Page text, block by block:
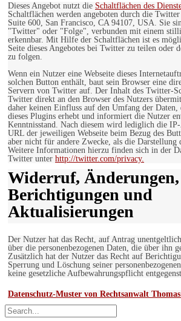
Dieses Angebot nutzt die Schaltflächen des
Schaltflächen werden angeboten durch die
Suite 600, San Francisco, CA 94107, USA. Sie
"Twitter" oder "Folge", verbunden mit einem
erkennbar. Mit Hilfe der Schaltflächen ist es
Seite dieses Angebotes bei Twitter zu teilen oder
zu folgen.
Wenn ein Nutzer eine Webseite dieses
solchen Button enthält, baut sein Browser eine
Servern von Twitter auf. Der Inhalt des Twitter-
Twitter direkt an den Browser des Nutzers
daher keinen Einfluss auf den Umfang der
dieses Plugins erhebt und informiert die Nutzer
Kenntnisstand. Nach diesem wird lediglich die IP-
URL der jeweiligen Webseite beim Bezug des
aber nicht für andere Zwecke, als die Darstellung
Weitere Informationen hierzu finden sich in der
Twitter unter http://twitter.com/privacy.
Widerruf, Änderungen,
Berichtigungen und
Aktualisierungen
Der Nutzer hat das Recht, auf Antrag
über die personenbezogenen Daten, die über ihn
Zusätzlich hat der Nutzer das Recht auf
Sperrung und Löschung seiner
keine gesetzliche Aufbewahrungspflicht
Datenschutz-Muster von Rechtsanwalt